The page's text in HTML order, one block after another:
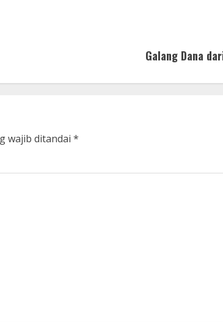
Galang Dana
wajib ditandai *